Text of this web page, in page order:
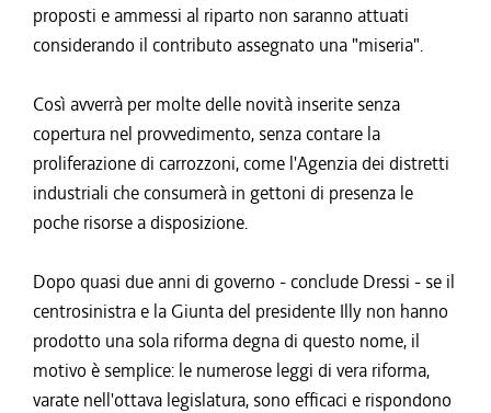
proposti e ammessi al riparto non saranno attuati
considerando il contributo assegnato una "miseria".
Così avverrà per molte delle novità inserite senza
copertura nel provvedimento, senza contare la
proliferazione di carrozzoni, come l'Agenzia dei distretti
industriali che consumerà in gettoni di presenza le
poche risorse a disposizione.
Dopo quasi due anni di governo - conclude Dressi - se il
centrosinistra e la Giunta del presidente Illy non hanno
prodotto una sola riforma degna di questo nome, il
motivo è semplice: le numerose leggi di vera riforma,
varate nell'ottava legislatura, sono efficaci e rispondono